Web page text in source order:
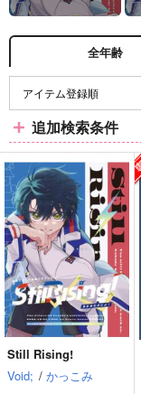
全年齢
追加検索条件
Still Rising!
Void; / かっこみ